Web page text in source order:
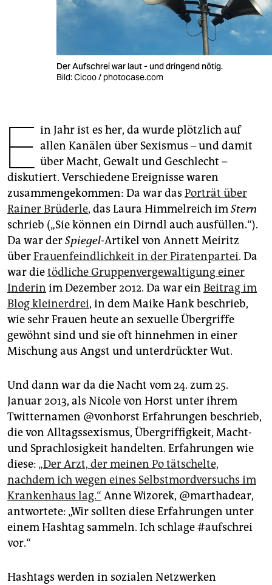
unterstützen
abo
genossenschaft
epaper login
Der Aufschrei war laut - und dringend nötig.
Bild: Cicoo / photocase.com
E in Jahr ist es her, da wurde plötzlich auf
allen Kanälen über Sexismus – und damit
über Macht, Gewalt und Geschlecht –
diskutiert. Verschiedene Ereignisse waren
zusammengekommen: Da war das Porträt über
Rainer Brüderle, das Laura Himmelreich imStern
schrieb („Sie können ein Dirndl auch ausfüllen.“).
Da war derSpiegel-Artikel von Annett Meiritz
überFrauenfeindlichkeit in der Piratenpartei. Da
war dietödliche Gruppenvergewaltigung einer
Inderin im Dezember 2012. Da war ein Beitrag im
Blog kleinerdrei, in dem Maike Hank beschrieb,
wie sehr Frauen heute an sexuelle Übergriffe
gewöhnt sind und sie oft hinnehmen in einer
Mischung aus Angst und unterdrückter Wut.
Und dann war da die Nacht vom 24. zum 25.
Januar 2013, als Nicole von Horst unter ihrem
Twitternamen @vonhorst Erfahrungen beschrieb,
die von Alltagssexismus, Übergriffigkeit, Macht-
und Sprachlosigkeit handelten. Erfahrungen wie
diese: „Der Arzt, der meinen Po tätschelte,
nachdem ich wegen eines Selbstmordversuchs im
Krankenhaus lag.“ Anne Wizorek, @marthadear,
antwortete: „Wir sollten diese Erfahrungen unter
einem Hashtag sammeln. Ich schlage #aufschrei
vor.“
Hashtags werden in sozialen Netzwerken